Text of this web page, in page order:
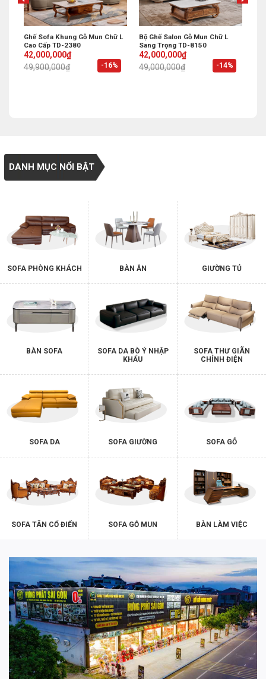
-16%
Ghế Sofa Khung Gỗ Mun Chữ L
Cao Cấp TD-2380
49,900,000₫
Original
price
was:
42,000,000₫
Current
price
is:
-14%
Bộ Ghế Salon Gỗ Mun Chữ L
Sang Trọng TD-8150
49,000,000₫
Original
price
was:
42,000,000₫
Current
price
is:
DANH MỤC NỔI BẬT
SOFA PHÒNG KHÁCH BÀN ĂN GIƯỜNG TỦ
BÀN SOFA
SOFA DA BÒ Ý NHẬP
KHẨU
SOFA THƯ GIÃN
CHỈNH ĐIỆN
SOFA DA SOFA GIƯỜNG SOFA GỖ
SOFA TÂN CỔ ĐIỂN SOFA GỖ MUN BÀN LÀM VIỆC